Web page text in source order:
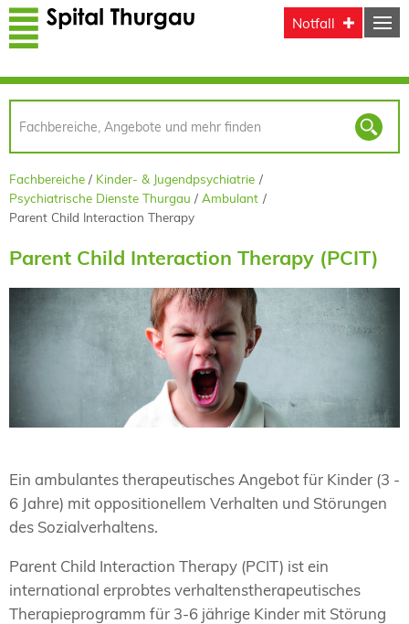
Direkt zum Inhalt
Notfall
Fachbereiche
Kinder- & Jugendpsychiatrie
Psychiatrische Dienste Thurgau
Ambulant
Parent Child Interaction Therapy
Parent Child Interaction Therapy (PCIT)
Ein ambulantes therapeutisches Angebot für Kinder (3 -
6 Jahre) mit oppositionellem Verhalten und Störungen
des Sozialverhaltens.
Parent Child Interaction Therapy (PCIT) ist ein
international erprobtes verhaltenstherapeutisches
Therapieprogramm für 3-6 jährige Kinder mit Störung